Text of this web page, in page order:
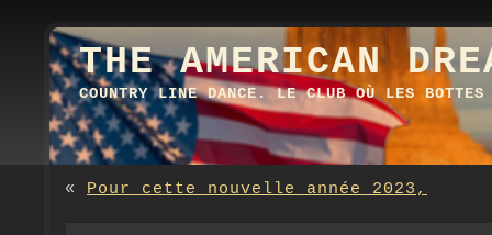
THE AMERICAN
COUNTRY LINE DANCE. LE CLUB OÙ LES BOTTES
« Pour cette nouvelle année 2023,